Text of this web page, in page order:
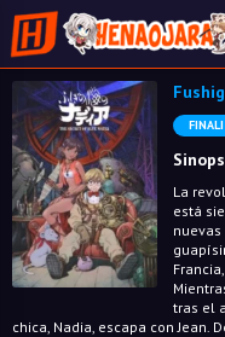
La
está
nuevas
tras el
chica, Nadia, escapa con Jean.